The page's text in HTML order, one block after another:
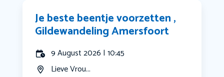
Je beste beentje voorzetten ,
Gildewandeling Amersfoort
9 August 2026 | 10:45
Lieve Vrou...